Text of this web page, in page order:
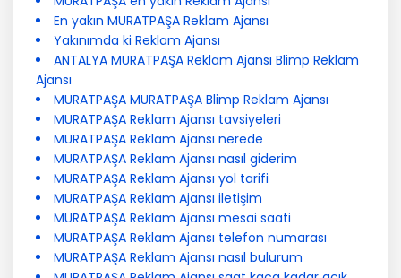
En yakın MURATPAŞA Reklam Ajansı
Yakınımda ki Reklam Ajansı
ANTALYA MURATPAŞA Reklam Ajansı Blimp Reklam
Ajansı
MURATPAŞA MURATPAŞA Blimp Reklam Ajansı
MURATPAŞA Reklam Ajansı tavsiyeleri
MURATPAŞA Reklam Ajansı nerede
MURATPAŞA Reklam Ajansı nasıl giderim
MURATPAŞA Reklam Ajansı yol tarifi
MURATPAŞA Reklam Ajansı iletişim
MURATPAŞA Reklam Ajansı mesai saati
MURATPAŞA Reklam Ajansı telefon numarası
MURATPAŞA Reklam Ajansı nasıl bulurum